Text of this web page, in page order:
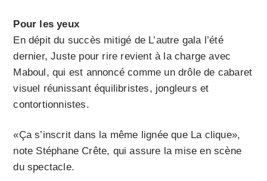
Pour les yeux
En dépit du succès mitigé de L’autre gala l’été
dernier, Juste pour rire revient à la charge avec
Maboul, qui est annoncé comme un drôle de cabaret
visuel réunissant équilibristes, jongleurs et
contortionnistes.
«Ça s’inscrit dans la même lignée que La clique»,
note Stéphane Crête, qui assure la mise en scène
du spectacle.